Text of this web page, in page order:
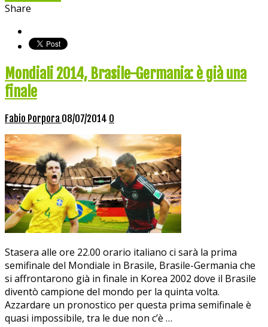
Share
Mondiali 2014, Brasile-Germania: è già una
finale
Fabio Porpora 08/07/2014 0
Stasera alle ore 22.00 orario italiano ci sarà la prima
semifinale del Mondiale in Brasile, Brasile-Germania che
si affrontarono già in finale in Korea 2002 dove il Brasile
diventò campione del mondo per la quinta volta.
Azzardare un pronostico per questa prima semifinale è
quasi impossibile, tra le due non c’è …